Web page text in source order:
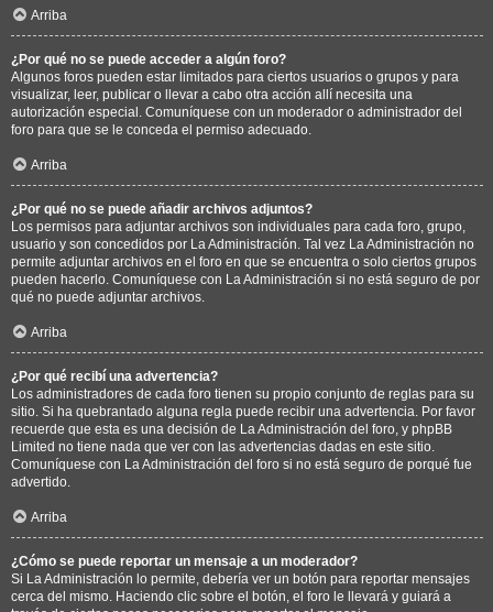
Arriba
¿Por qué no se puede acceder a algún foro?
Algunos foros pueden estar limitados para ciertos usuarios o grupos y para
visualizar, leer, publicar o llevar a cabo otra acción allí necesita una
autorización especial. Comuníquese con un moderador o administrador del
foro para que se le conceda el permiso adecuado.
Arriba
¿Por qué no se puede añadir archivos adjuntos?
Los permisos para adjuntar archivos son individuales para cada foro, grupo,
usuario y son concedidos por La Administración. Tal vez La Administración no
permite adjuntar archivos en el foro en que se encuentra o solo ciertos grupos
pueden hacerlo. Comuníquese con La Administración si no está seguro de por
qué no puede adjuntar archivos.
Arriba
¿Por qué recibí una advertencia?
Los administradores de cada foro tienen su propio conjunto de reglas para su
sitio. Si ha quebrantado alguna regla puede recibir una advertencia. Por favor
recuerde que esta es una decisión de La Administración del foro, y phpBB
Limited no tiene nada que ver con las advertencias dadas en este sitio.
Comuníquese con La Administración del foro si no está seguro de porqué fue
advertido.
Arriba
¿Cómo se puede reportar un mensaje a un moderador?
Si La Administración lo permite, debería ver un botón para reportar mensajes
cerca del mismo. Haciendo clic sobre el botón, el foro le llevará y guiará a